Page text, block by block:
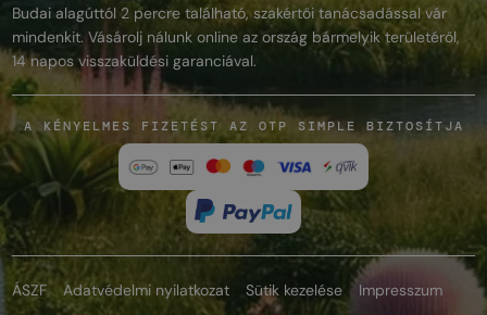
Budai alagúttól 2 percre található, szakértői tanácsadással vár
mindenkit. Vásárolj nálunk online az ország bármelyik területéről,
14 napos visszaküldési garanciával.
A KÉNYELMES FIZETÉST AZ OTP SIMPLE BIZTOSÍTJA
ÁSZF Adatvédelmi nyilatkozat Sütik kezelése Impresszum